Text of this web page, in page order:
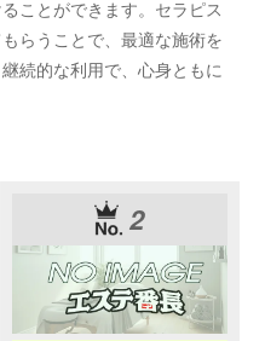
ことができます。セラピス
らうことで、最適な施術を
続的な利用で、心身ともに
2